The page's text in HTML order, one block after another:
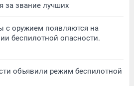
за звание лучших
с оружием появляются на
беспилотной опасности.
объявили режим беспилотной